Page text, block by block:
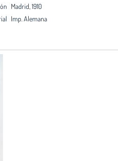
Madrid, 1910
Imp. Alemana